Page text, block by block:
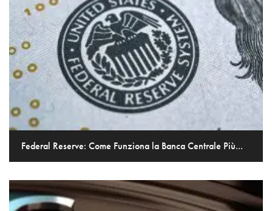
Federal Reserve: Come Funziona la Banca Centrale Più...